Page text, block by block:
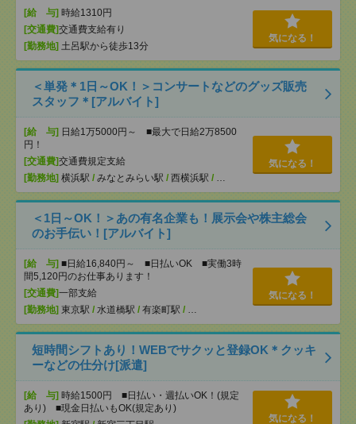
[給 与] 時給1310円
[交通費]交通費支給有り
[勤務地] 土呂駅から徒歩13分
気になる！
＜単発＊1日～OK！＞コンサートなどのグッズ販売
スタッフ＊[アルバイト]
[給 与] 日給1万5000円～ ■最大で日給2万8500
円！
[交通費]交通費規定支給
[勤務地] 横浜駅 / みなとみらい駅 / 西横浜駅 / …
気になる！
＜1日～OK！＞あの有名企業も！展示会や株主総会
のお手伝い！[アルバイト]
[給 与] ■日給16,840円～ ■日払いOK ■実働3時
間5,120円のお仕事あります！
[交通費]一部支給
[勤務地] 東京駅 / 水道橋駅 / 有楽町駅 / …
気になる！
短時間シフトあり！WEBでサクッと登録OK＊クッキ
ーなどの仕分け[派遣]
[給 与] 時給1500円 ■日払い・週払いOK！(規定
あり) ■現金日払いもOK(規定あり)
気になる！